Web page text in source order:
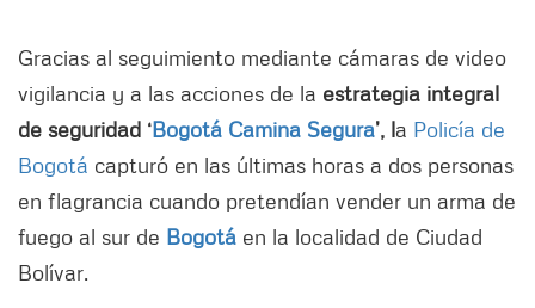
Gracias al seguimiento mediante cámaras de video
vigilancia y a las acciones de la estrategia integral
de seguridad ‘Bogotá Camina Segura’, la Policía de
Bogotá capturó en las últimas horas a dos personas
en flagrancia cuando pretendían vender un arma de
fuego al sur de Bogotá en la localidad de Ciudad
Bolívar.